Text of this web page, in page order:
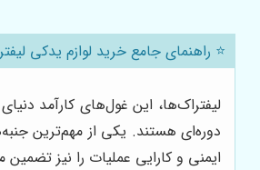
⭐️ راهنمای جامع خرید لوازم یدکی
لیفتراک‌ها، این غول‌های کارآمد
دوره‌ای هستند. یکی از مهم‌ترین
ایمنی و کارایی عملیات را نیز